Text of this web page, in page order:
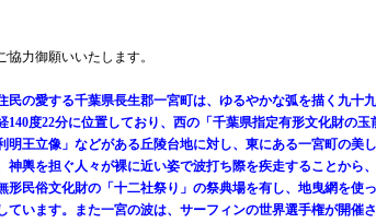
協力御願いいたします。
民の愛する千葉県長生郡一宮町は、ゆるやかな弧を描く九十
140度22分に位置しており、西の「千葉県指定有形文化財の
明王立像」などがある丘陵台地に対し、東にある一宮町の美
神輿を担ぐ人々が裸に近い姿で波打ち際を疾走することから
形民俗文化財の「十二社祭り」の祭典場を有し、地曳網を使
ています。また一宮の波は、サーフィンの世界選手権が開催